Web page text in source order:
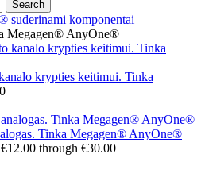
Search
suderinami komponentai
Megagen® AnyOne®
krypties keitimui. Tinka
Tinka Megagen® AnyOne®
through €30.00